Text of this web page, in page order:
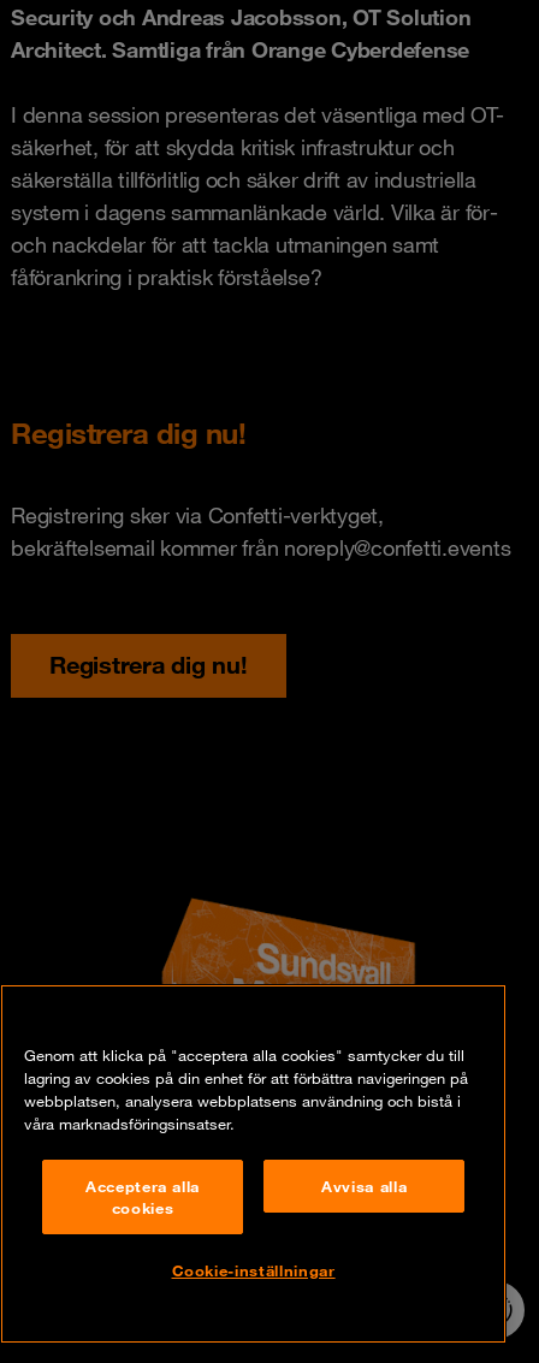
Security och Andreas Jacobsson, OT Solution
Architect. Samtliga från Orange Cyberdefense
I denna session presenteras det väsentliga med OT-
säkerhet, för att skydda kritisk infrastruktur och
säkerställa tillförlitlig och säker drift av industriella
system i dagens sammanlänkade värld. Vilka är för-
och nackdelar för att tackla utmaningen samt
fåförankring i praktisk förståelse?
Registrera dig nu!
Registrering sker via Confetti-verktyget,
bekräftelsemail kommer från noreply@confetti.events
Registrera dig nu!
Genom att klicka på "acceptera alla cookies" samtycker du till
lagring av cookies på din enhet för att förbättra navigeringen på
webbplatsen, analysera webbplatsens användning och bistå i
våra marknadsföringsinsatser.
Acceptera alla
cookies
Avvisa alla
Cookie-inställningar